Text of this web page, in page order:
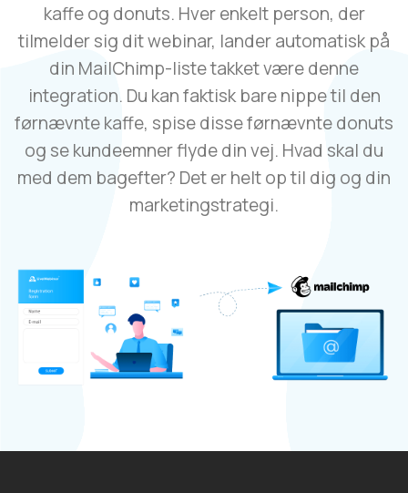
kaffe og donuts. Hver enkelt person, der
tilmelder sig dit webinar, lander automatisk på
din MailChimp-liste takket være denne
integration. Du kan faktisk bare nippe til den
førnævnte kaffe, spise disse førnævnte donuts
og se kundeemner flyde din vej. Hvad skal du
med dem bagefter? Det er helt op til dig og din
marketingstrategi.